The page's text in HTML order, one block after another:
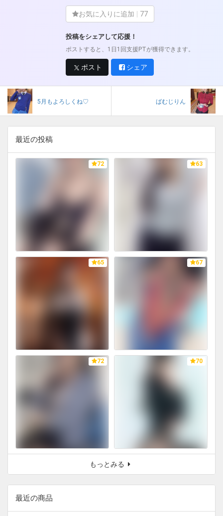
お気に入りに追加 77
投稿をシェアして応援！
ポストすると、1日1回支援PTが獲得できます。
ポスト シェア
5月もよろしくね♡ ばむじりん
最近の投稿
72 63
65 67
72 70
もっとみる
最近の商品